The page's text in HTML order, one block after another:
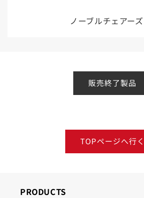
ノーブルチェアーズ
販売終了製品
TOPページへ行く
PRODUCTS